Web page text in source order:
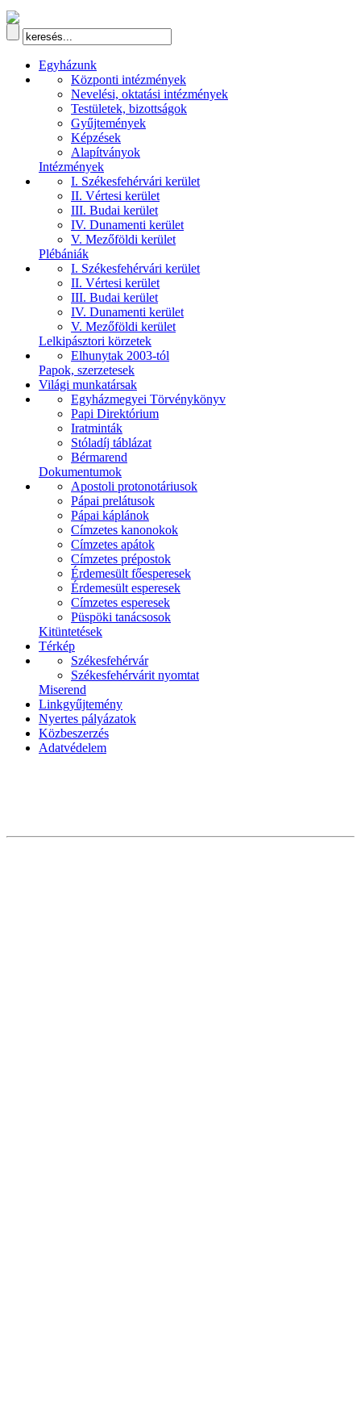
Egyházunk
Központi intézmények
Nevelési, oktatási intézmények
Testületek, bizottságok
Gyűjtemények
Képzések
Alapítványok
Intézmények
I. Székesfehérvári kerület
II. Vértesi kerület
III. Budai kerület
IV. Dunamenti kerület
V. Mezőföldi kerület
Plébániák
I. Székesfehérvári kerület
II. Vértesi kerület
III. Budai kerület
IV. Dunamenti kerület
V. Mezőföldi kerület
Lelkipásztori körzetek
Elhunytak 2003-tól
Papok, szerzetesek
Világi munkatársak
Egyházmegyei Törvénykönyv
Papi Direktórium
Iratminták
Stóladíj táblázat
Bérmarend
Dokumentumok
Apostoli protonotáriusok
Pápai prelátusok
Pápai káplánok
Címzetes kanonokok
Címzetes apátok
Címzetes prépostok
Érdemesült főesperesek
Érdemesült esperesek
Címzetes esperesek
Püspöki tanácsosok
Kitüntetések
Térkép
Székesfehérvár
Székesfehérvárit nyomtat
Miserend
Linkgyűjtemény
Nyertes pályázatok
Közbeszerzés
Adatvédelem